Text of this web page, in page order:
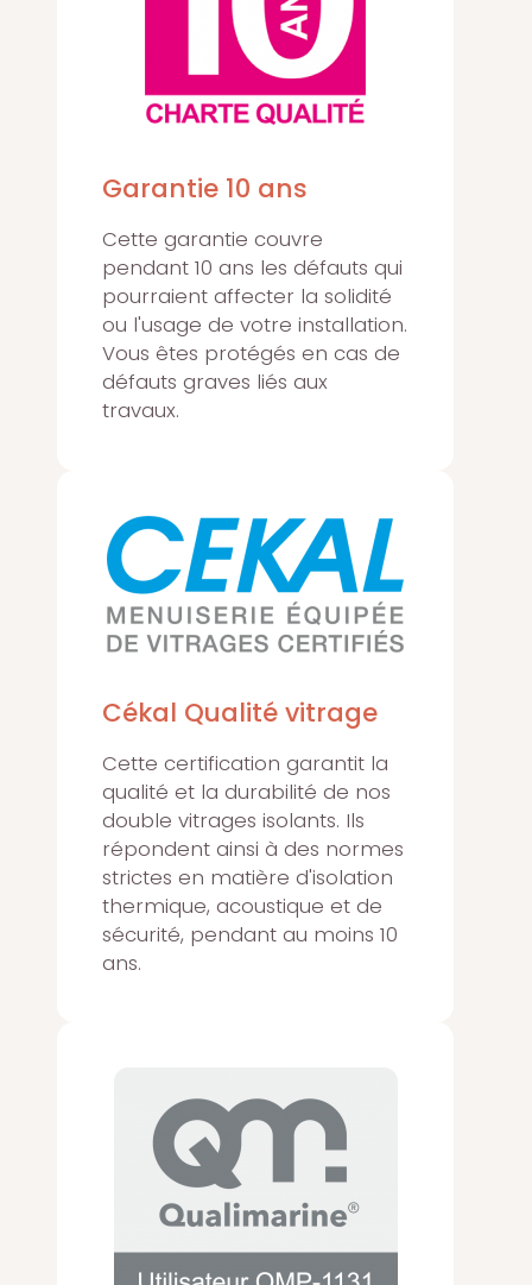
Garantie 10 ans
Cette garantie couvre
pendant 10 ans les défauts qui
pourraient affecter la solidité
ou l'usage de votre installation.
Vous êtes protégés en cas de
défauts graves liés aux
travaux.
Cékal Qualité vitrage
Cette certification garantit la
qualité et la durabilité de nos
double vitrages isolants. Ils
répondent ainsi à des normes
strictes en matière d'isolation
thermique, acoustique et de
sécurité, pendant au moins 10
ans.